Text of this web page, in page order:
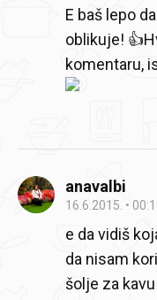
E baš lepo
oblikuje!
komentaru,
anavalbi
16.6.2015.
e da vidiš
da nisam
šolje za